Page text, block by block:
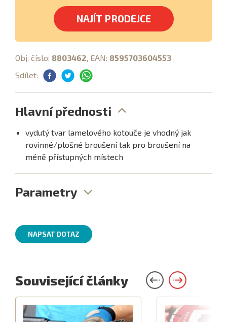
NAJÍT PRODEJCE
Obj. číslo: 8803462, EAN: 8595703604553
Sdílet:
Hlavní přednosti
vydutý tvar lamelového kotouče je vhodný jak
rovinné/plošné broušení tak pro broušení na
méně přístupných místech
Parametry
NAPSAT DOTAZ
Související články